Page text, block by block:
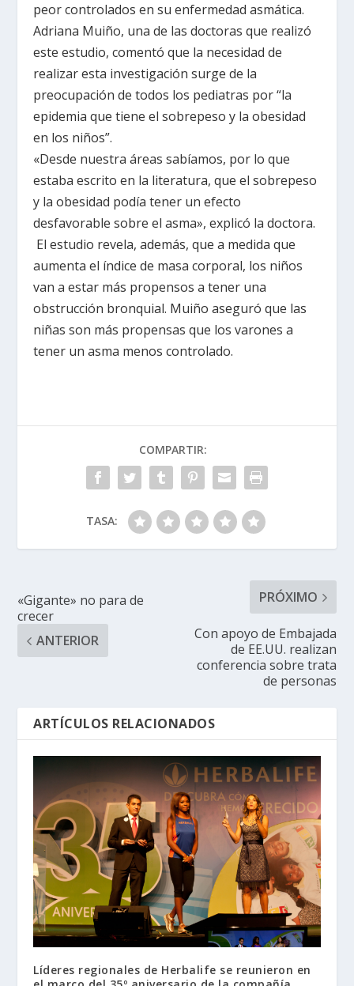
peor controlados en su enfermedad asmática.
Adriana Muiño, una de las doctoras que realizó
este estudio, comentó que la necesidad de
realizar esta investigación surge de la
preocupación de todos los pediatras por “la
epidemia que tiene el sobrepeso y la obesidad
en los niños”.
«Desde nuestra áreas sabíamos, por lo que
estaba escrito en la literatura, que el sobrepeso
y la obesidad podía tener un efecto
desfavorable sobre el asma», explicó la doctora.
El estudio revela, además, que a medida que
aumenta el índice de masa corporal, los niños
van a estar más propensos a tener una
obstrucción bronquial. Muiño aseguró que las
niñas son más propensas que los varones a
tener un asma menos controlado.
COMPARTIR:
TASA:
«Gigante» no para de
crecer
ANTERIOR
PRÓXIMO
Con apoyo de Embajada
de EE.UU. realizan
conferencia sobre trata
de personas
ARTÍCULOS RELACIONADOS
Líderes regionales de Herbalife se reunieron en